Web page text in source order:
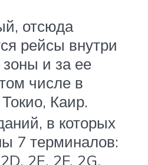
отсюда
рейсы внутри
и за ее
числе в
Каир.
в которых
7 терминалов:
2E, 2F, 2G.